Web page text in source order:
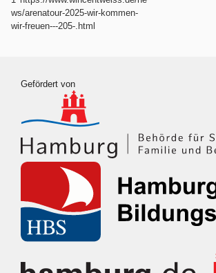
ws/arenatour-2025-wir-kommen-
wir-freuen---205-.html
Gefördert von